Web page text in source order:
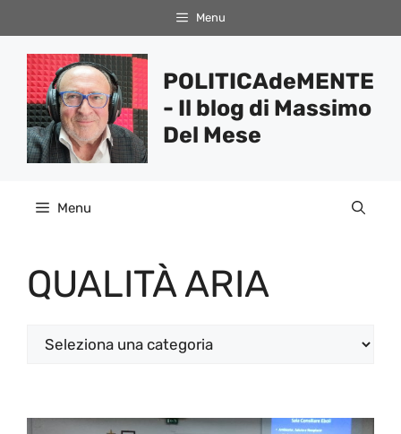
al
contenuto
Menu
POLITICAdeMENTE
- Il blog di Massimo
Del Mese
Menu
QUALITÀ ARIA
Categorie